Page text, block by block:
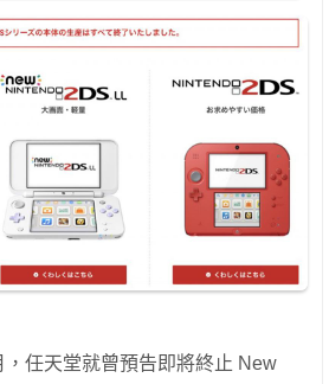
任天堂就曾預告即將終止 New